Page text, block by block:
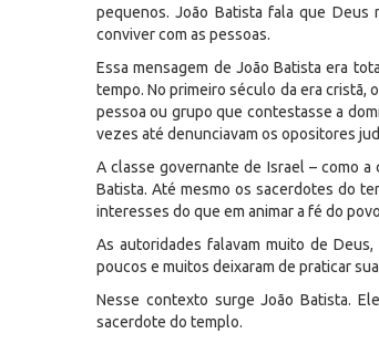
pequenos. João Batista fala que
conviver com as pessoas.
Essa mensagem de João Batista era
tempo. No primeiro século da era cristã,
pessoa ou grupo que contestasse a
vezes até denunciavam os opositores
A classe governante de Israel – como
Batista. Até mesmo os sacerdotes do
interesses do que em animar a fé do
As autoridades falavam muito de
poucos e muitos deixaram de praticar
Nesse contexto surge João Batista.
sacerdote do templo.